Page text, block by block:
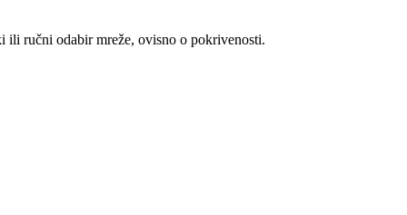
ili ručni odabir mreže, ovisno o pokrivenosti.